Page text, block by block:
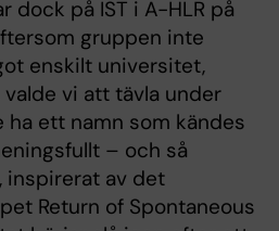
dock på IST i A-HLR på
gruppen inte
enskilt universitet,
vi att tävla under
ha ett namn som kändes
– och så
inspirerat av det
Return of Spontaneous